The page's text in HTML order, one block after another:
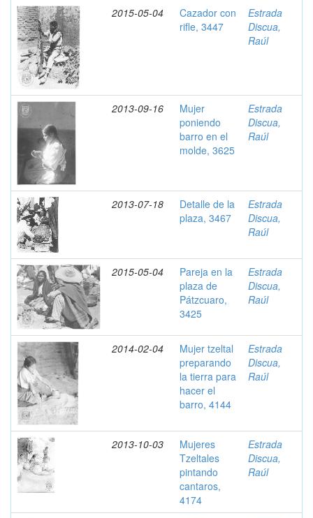
2015-05-04
Cazador con
rifle, 3447
Estrada
Discua,
Raúl
2013-09-16
Mujer
poniendo
barro en el
molde, 3625
Estrada
Discua,
Raúl
2013-07-18
Detalle de la
plaza, 3467
Estrada
Discua,
Raúl
2015-05-04
Pareja en la
plaza de
Pátzcuaro,
3425
Estrada
Discua,
Raúl
2014-02-04
Mujer tzeltal
preparando
la tierra para
hacer el
barro, 4144
Estrada
Discua,
Raúl
2013-10-03
Mujeres
Tzeltales
pintando
cantaros,
4174
Estrada
Discua,
Raúl